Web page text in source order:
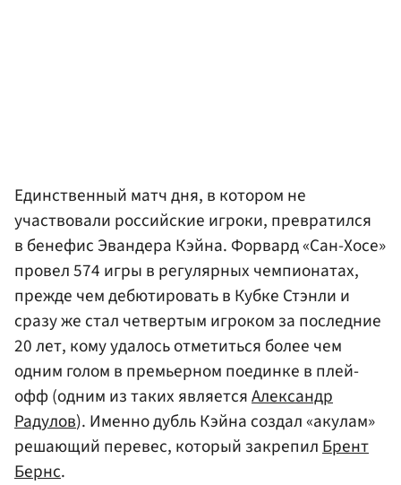
Единственный матч дня, в котором не
участвовали российские игроки, превратился
в бенефис Эвандера Кэйна. Форвард «Сан-Хосе»
провел 574 игры в регулярных чемпионатах,
прежде чем дебютировать в Кубке Стэнли и
сразу же стал четвертым игроком за последние
20 лет, кому удалось отметиться более чем
одним голом в премьерном поединке в плей-
офф (одним из таких являетсяАлександр
Радулов). Именно дубль Кэйна создал «акулам»
решающий перевес, который закрепилБрент
Бернс.